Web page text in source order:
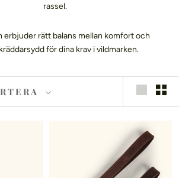
rassel.
erbjuder rätt balans mellan komfort och
för dina krav i vildmarken.